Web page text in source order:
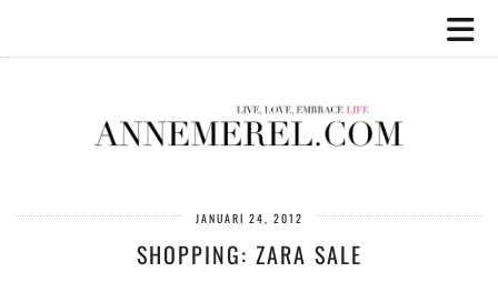
JANUARI 24, 2012
SHOPPING: ZARA SALE